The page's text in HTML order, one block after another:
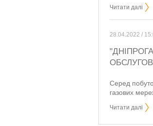
Читати далі
28.04.2022 /
Серед
газових
Читати далі